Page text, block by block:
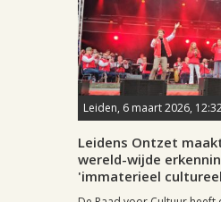
Leiden, 6 maart 2026,
Leidens Ontzet
wereld-wijde
'immaterieel